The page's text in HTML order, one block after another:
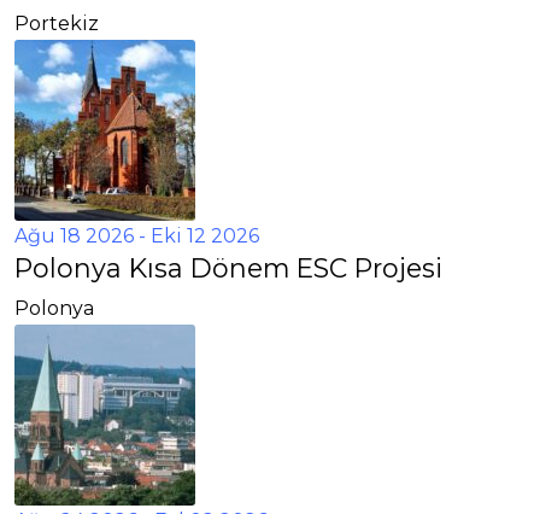
Portekiz
Ağu 18 2026 - Eki 12 2026
Polonya Kısa Dönem ESC Projesi
Polonya